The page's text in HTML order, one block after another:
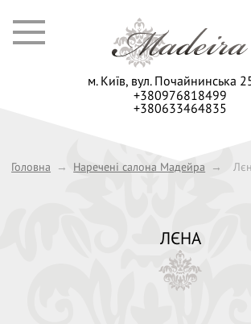
+380976818499
+380633464835
м. Київ, вул. Почайнинська
Головна → Наречені салона Мадейра →
ЛЄНА